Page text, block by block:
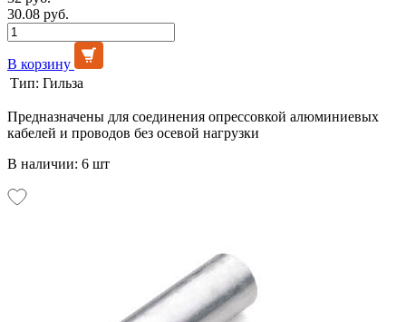
30.08 руб.
В корзину
Тип: Гильза
Предназначены для соединения опрессовкой алюминиевых
кабелей и проводов без осевой нагрузки
В наличии: 6 шт